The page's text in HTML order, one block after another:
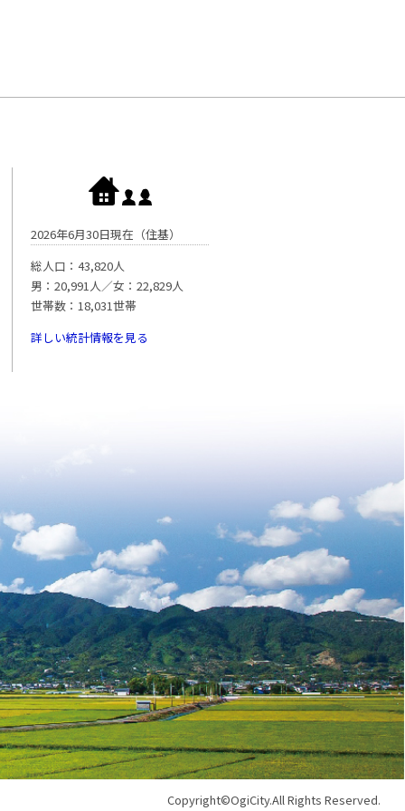
2026年6月30日現在（住基）
総人口：43,820人
男：20,991人／女：22,829人
世帯数：18,031世帯
詳しい統計情報を見る
Copyright©OgiCity.All Rights Reserved.